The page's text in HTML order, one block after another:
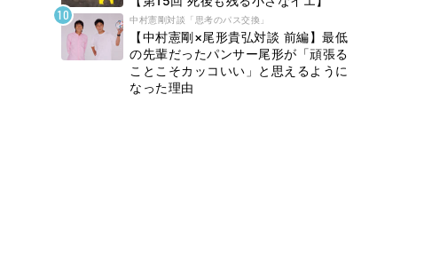
中村憲剛対談「思考のパス交換」
【中村憲剛×尾形貴弘対談 前編】最低
の先輩だったパンサー尾形が「頑張る
ことこそカッコいい」と思えるように
なった理由